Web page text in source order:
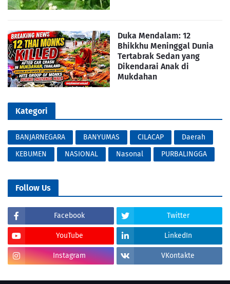
Duka Mendalam: 12
Bhikkhu Meninggal Dunia
Tertabrak Sedan yang
Dikendarai Anak di
Mukdahan
Kategori
BANJARNEGARA BANYUMAS CILACAP
Daerah
KEBUMEN
NASIONAL Nasonal PURBALINGGA
Follow Us
Facebook Twitter
YouTube LinkedIn
Instagram VKontakte